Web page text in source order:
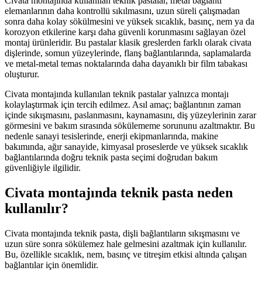
elemanlarının daha kontrollü sıkılmasını, uzun süreli çalışmadan
sonra daha kolay sökülmesini ve yüksek sıcaklık, basınç, nem ya da
korozyon etkilerine karşı daha güvenli korunmasını sağlayan özel
montaj ürünleridir. Bu pastalar klasik greslerden farklı olarak civata
dişlerinde, somun yüzeylerinde, flanş bağlantılarında, saplamalarda
ve metal-metal temas noktalarında daha dayanıklı bir film tabakası
oluşturur.
Civata montajında kullanılan teknik pastalar yalnızca montajı
kolaylaştırmak için tercih edilmez. Asıl amaç; bağlantının zaman
içinde sıkışmasını, paslanmasını, kaynamasını, diş yüzeylerinin zarar
görmesini ve bakım sırasında sökülememe sorununu azaltmaktır. Bu
nedenle sanayi tesislerinde, enerji ekipmanlarında, makine
bakımında, ağır sanayide, kimyasal proseslerde ve yüksek sıcaklık
bağlantılarında doğru teknik pasta seçimi doğrudan bakım
güvenliğiyle ilgilidir.
Civata montajında teknik pasta neden
kullanılır?
Civata montajında teknik pasta, dişli bağlantıların sıkışmasını ve
uzun süre sonra sökülemez hale gelmesini azaltmak için kullanılır.
Bu, özellikle sıcaklık, nem, basınç ve titreşim etkisi altında çalışan
bağlantılar için önemlidir.